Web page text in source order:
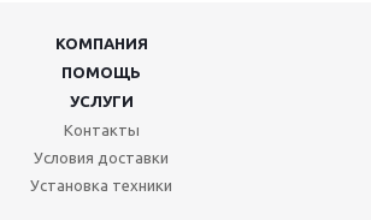
КОМПАНИЯ
ПОМОЩЬ
УСЛУГИ
Контакты
Условия доставки
Установка техники